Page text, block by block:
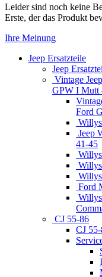
Leider sind noch keine
Erste, der das Produkt
Ihre Meinung
Jeep Ersatzteile
Jeep
Vintage
GPW I Mutt
Ford
Jeep
41-45
Ford
CJ 55-86
CJ